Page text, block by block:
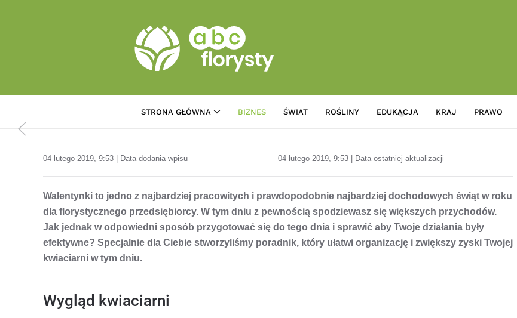
STRONA GŁÓWNA BIZNES ŚWIAT ROŚLINY EDUKACJA KRAJ PRAWO
04 lutego 2019, 9:53 | Data dodania wpisu 04 lutego 2019, 9:53 | Data ostatniej aktualizacji
Walentynki to jedno z najbardziej pracowitych i prawdopodobnie najbardziej dochodowych świąt w roku
dla florystycznego przedsiębiorcy. W tym dniu z pewnością spodziewasz się większych przychodów.
Jak jednak w odpowiedni sposób przygotować się do tego dnia i sprawić aby Twoje działania były
efektywne? Specjalnie dla Ciebie stworzyliśmy poradnik, który ułatwi organizację i zwiększy zyski Twojej
kwiaciarni w tym dniu.
Wygląd kwiaciarni